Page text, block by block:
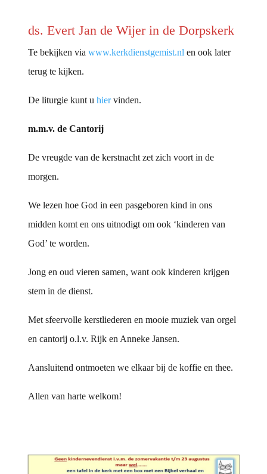
ds. Evert Jan de Wijer in de Dorpskerk
Te bekijken via www.kerkdienstgemist.nl en ook later
terug te kijken.
De liturgie kunt u hiervinden.
m.m.v. de Cantorij
De vreugde van de kerstnacht zet zich voort in de
morgen.
We lezen hoe God in een pasgeboren kind in ons
midden komt en ons uitnodigt om ook ‘kinderen van
God’ te worden.
Jong en oud vieren samen, want ook kinderen krijgen
stem in de dienst.
Met sfeervolle kerstliederen en mooie muziek van orgel
en cantorij o.l.v. Rijk en Anneke Jansen.
Aansluitend ontmoeten we elkaar bij de koffie en thee.
Allen van harte welkom!